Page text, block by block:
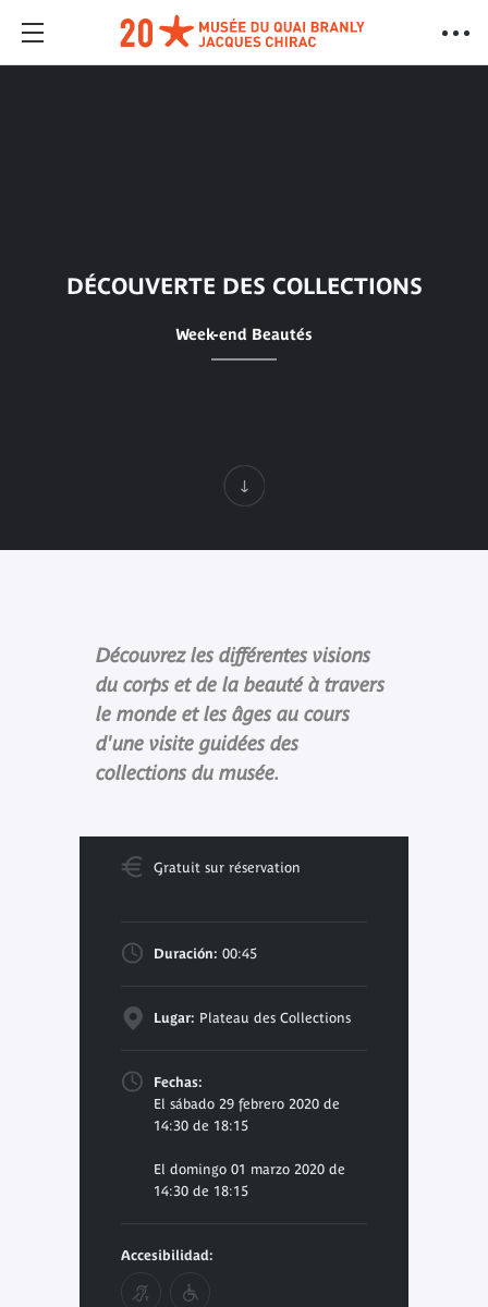
DÉCOUVERTE DES COLLECTIONS
Week-end Beautés
Découvrez les différentes visions
du corps et de la beauté à travers
le monde et les âges au cours
d'une visite guidées des
collections du musée.
Gratuit sur réservation
Duración: 00:45
Lugar: Plateau des Collections
Fechas:
El sábado 29 febrero 2020 de
14:30 de 18:15
El domingo 01 marzo 2020 de
14:30 de 18:15
Accesibilidad: